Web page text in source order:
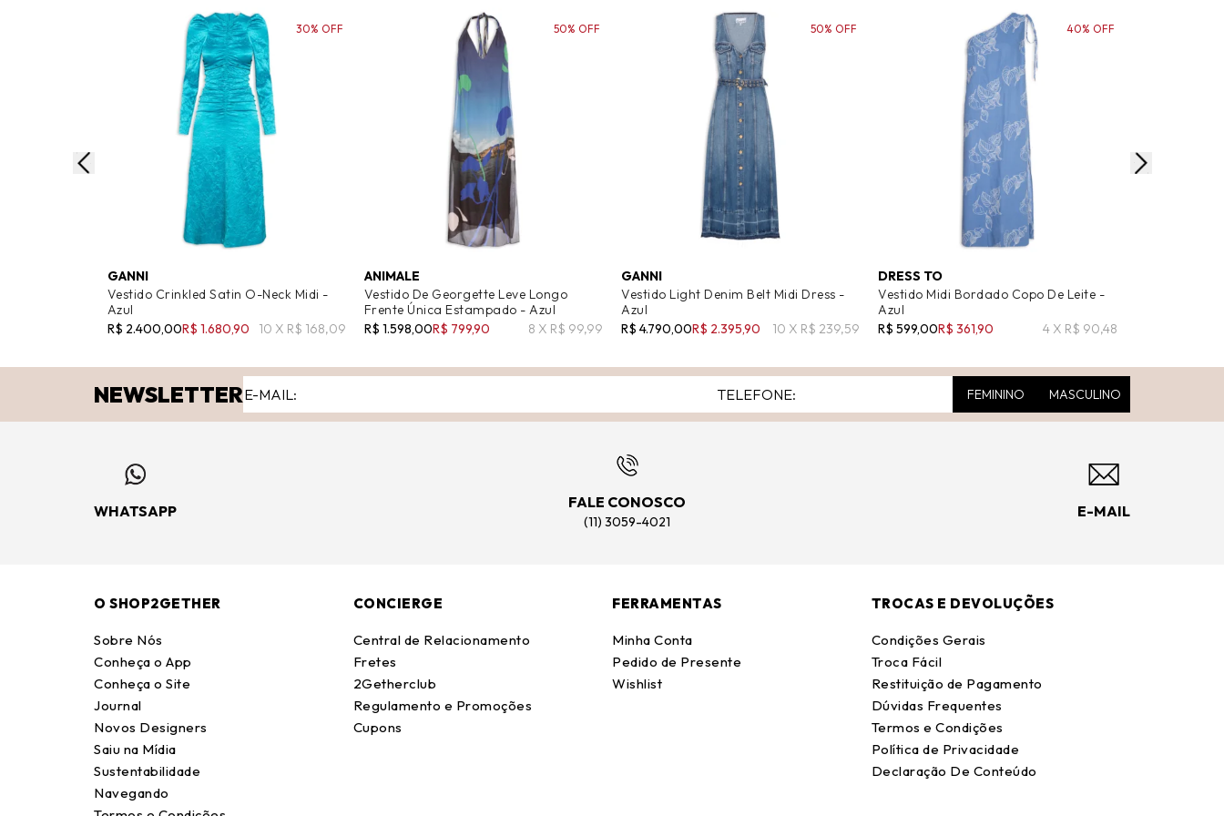
GANNI
Vestido Crinkled Satin O-Neck Midi -
Azul
R$ 2.400,00R$ 1.680,90 10 X R$ 168,09
30% OFF
ANIMALE
Vestido De Georgette Leve Longo
Frente Única Estampado - Azul
R$ 1.598,00R$ 799,90 8 X R$ 99,99
50% OFF
GANNI
Vestido Light Denim Belt Midi Dress -
Azul
R$ 4.790,00R$ 2.395,90 10 X R$ 239,59
50% OFF
DRESS TO
Vestido Midi Bordado Copo De Leite -
Azul
R$ 599,00R$ 361,90 4 X R$ 90,48
40% OFF
NEWSLETTER FEMININO MASCULINO
WHATSAPP
FALE CONOSCO
(11) 3059-4021
E-MAIL
O SHOP2GETHER
Sobre Nós
Conheça o App
Conheça o Site
Journal
Novos Designers
Saiu na Mídia
Sustentabilidade
Navegando
CONCIERGE
Central de Relacionamento
Fretes
2Getherclub
Regulamento e Promoções
Cupons
FERRAMENTAS
Minha Conta
Pedido de Presente
Wishlist
TROCAS E DEVOLUÇÕES
Condições Gerais
Troca Fácil
Restituição de Pagamento
Dúvidas Frequentes
Termos e Condições
Política de Privacidade
Declaração De Conteúdo